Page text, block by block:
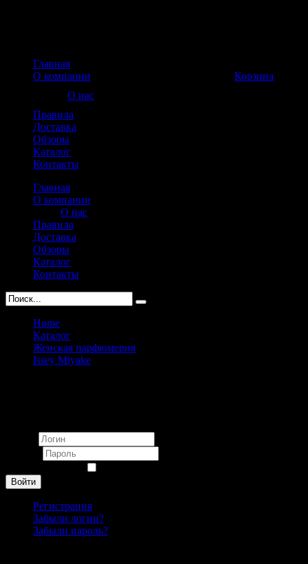
Корзина
Главная
О компании
О нас
Правила
Доставка
Обзоры
Каталог
Контакты
Главная
О компании
О нас
Правила
Доставка
Обзоры
Каталог
Контакты
Home
Каталог
Женская парфюмерия
Issey Miyake
Войти
Регистрация
Забыли логин?
Забыли пароль?